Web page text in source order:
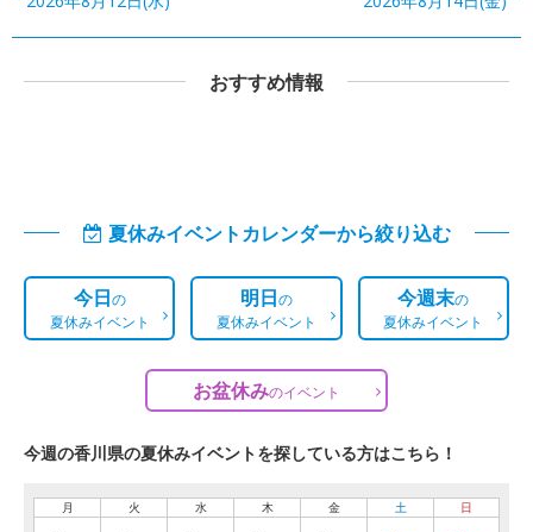
おすすめ情報
夏休みイベントカレンダーから絞り込む
今日の
夏休みイベント
明日の
夏休みイベント
今週末の
夏休みイベント
お盆休みのイベント
今週の香川県の夏休みイベントを探している方はこちら！
月 火 水 木 金 土 日